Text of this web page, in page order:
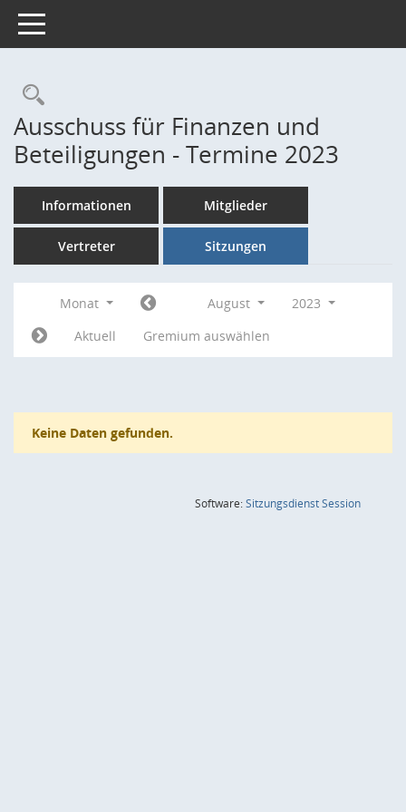
Toggle navigation
Rechercheauswahl
Ausschuss für Finanzen und
Beteiligungen - Termine 2023
Informationen Mitglieder
Vertreter Sitzungen
Monat August
2023
Aktuell
Gremium auswählen
Keine Daten gefunden.
Software:SitzungsdienstSession(Wird in